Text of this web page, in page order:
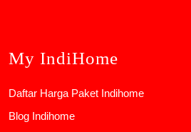
My IndiHome
Daftar Harga Paket Indihome
Blog Indihome